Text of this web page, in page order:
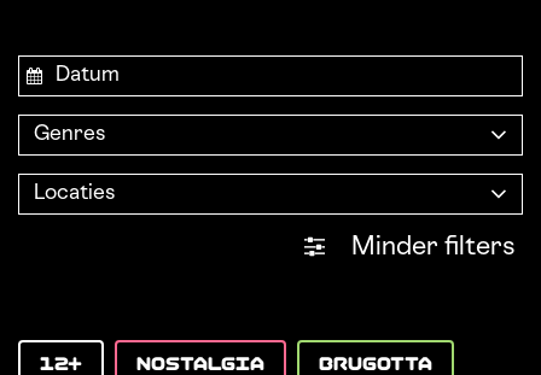
Genres
Locaties
Minder filters
12+ NOSTALGIA BRUGOTTA